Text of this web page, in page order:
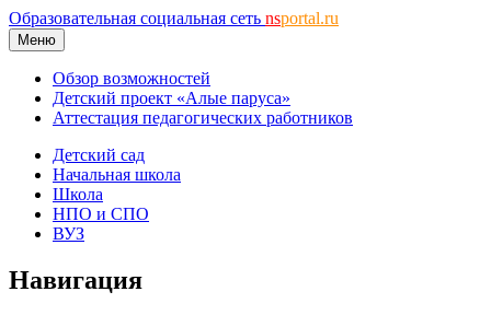
Образовательная социальная сеть nsportal.ru
Меню
Обзор возможностей
Детский проект «Алые паруса»
Аттестация педагогических работников
Детский сад
Начальная школа
Школа
НПО и СПО
ВУЗ
Навигация